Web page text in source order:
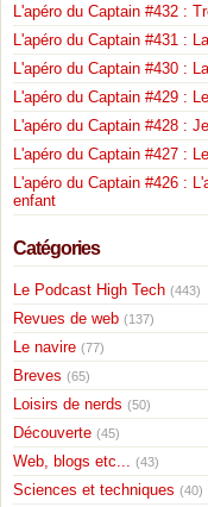
L'apéro du Captain #432 :
L'apéro du Captain #431 :
L'apéro du Captain #430 :
L'apéro du Captain #429 :
L'apéro du Captain #428 :
L'apéro du Captain #427 :
L'apéro du Captain #426 :
enfant
Catégories
Le Podcast High Tech (443)
Revues de web (137)
Le navire (77)
Breves (65)
Loisirs de nerds (50)
Découverte (45)
Web, blogs etc... (43)
Sciences et techniques (40)